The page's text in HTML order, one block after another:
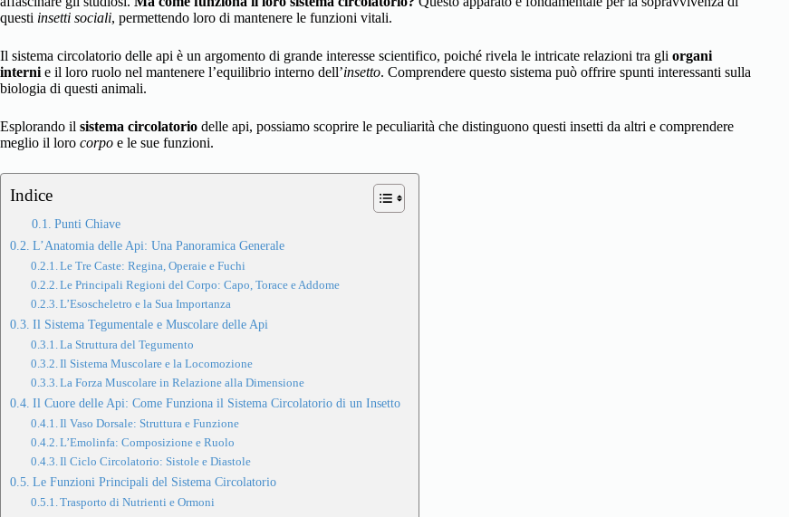
questi insetti sociali, permettendo loro di mantenere le funzioni vitali.
Il sistema circolatorio delle api è un argomento di grande interesse scientifico, poiché rivela le intricate relazioni tra gli organi
interni e il loro ruolo nel mantenere l’equilibrio interno dell’insetto. Comprendere questo sistema può offrire spunti interessanti sulla
biologia di questi animali.
Esplorando il sistema circolatorio delle api, possiamo scoprire le peculiarità che distinguono questi insetti da altri e comprendere
meglio il loro corpo e le sue funzioni.
Indice
Punti Chiave
L’Anatomia delle Api: Una Panoramica Generale
Le Tre Caste: Regina, Operaie e Fuchi
Le Principali Regioni del Corpo: Capo, Torace e Addome
L’Esoscheletro e la Sua Importanza
Il Sistema Tegumentale e Muscolare delle Api
La Struttura del Tegumento
Il Sistema Muscolare e la Locomozione
La Forza Muscolare in Relazione alla Dimensione
Il Cuore delle Api: Come Funziona il Sistema Circolatorio di un Insetto
Il Vaso Dorsale: Struttura e Funzione
L’Emolinfa: Composizione e Ruolo
Il Ciclo Circolatorio: Sistole e Diastole
Le Funzioni Principali del Sistema Circolatorio
Trasporto di Nutrienti e Ormoni